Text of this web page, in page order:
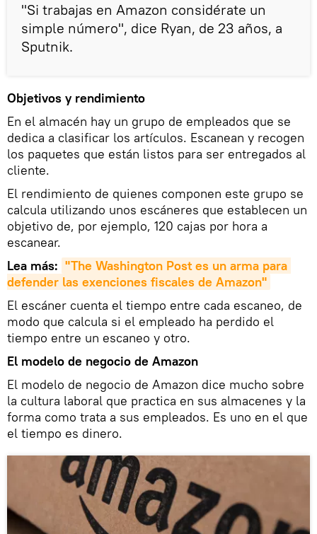
"Si trabajas en Amazon considérate un
simple número", dice Ryan, de 23 años, a
Sputnik.
Objetivos y rendimiento
En el almacén hay un grupo de empleados que se
dedica a clasificar los artículos. Escanean y recogen
los paquetes que están listos para ser entregados al
cliente.
El rendimiento de quienes componen este grupo se
calcula utilizando unos escáneres que establecen un
objetivo de, por ejemplo, 120 cajas por hora a
escanear.
Lea más: "The Washington Post es un arma para
defender las exenciones fiscales de Amazon"
El escáner cuenta el tiempo entre cada escaneo, de
modo que calcula si el empleado ha perdido el
tiempo entre un escaneo y otro.
El modelo de negocio de Amazon
El modelo de negocio de Amazon dice mucho sobre
la cultura laboral que practica en sus almacenes y la
forma como trata a sus empleados. Es uno en el que
el tiempo es dinero.